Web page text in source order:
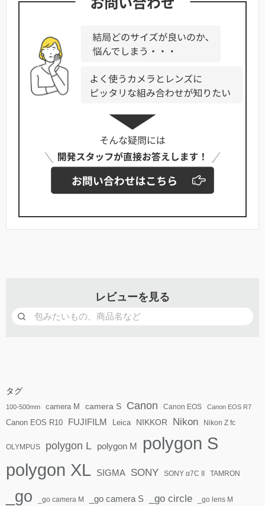
レビューを見る
タグ
100-500mm camera M camera S Canon Canon EOS Canon EOS R7
Canon EOS R10 FUJIFILM Leica NIKKOR Nikon Nikon Z fc
OLYMPUS polygon L polygon M polygon S
polygon XL SIGMA SONY SONY α7C II TAMRON
_go _go camera M _go camera S _go circle _go lens M